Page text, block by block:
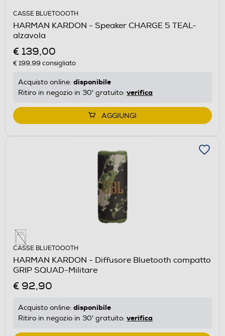
CASSE BLUETOOOTH
HARMAN KARDON - Speaker CHARGE 5 TEAL-
alzavola
€ 139,00
€ 199,99 consigliato
Acquisto online: disponibile
Ritiro in negozio in 30' gratuito: verifica
AGGIUNGI
CASSE BLUETOOOTH
HARMAN KARDON - Diffusore Bluetooth compatto
GRIP SQUAD-Militare
€ 92,90
Acquisto online: disponibile
Ritiro in negozio in 30' gratuito: verifica